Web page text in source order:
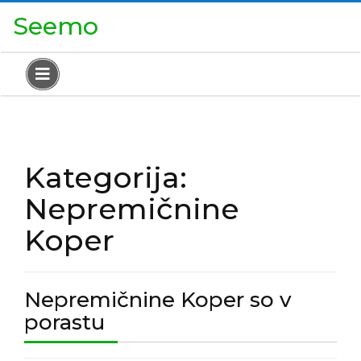
Seemo
Kategorija:
Nepremičnine
Koper
Nepremičnine Koper so v
porastu
Koper